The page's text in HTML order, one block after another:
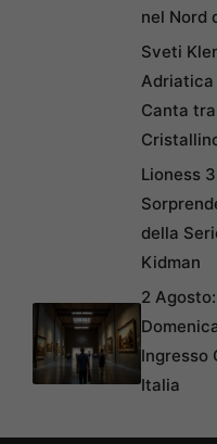
nel Nord
Sveti
Adriatica
Canta
Lioness
della
Kidman
2
Ingresso
Italia